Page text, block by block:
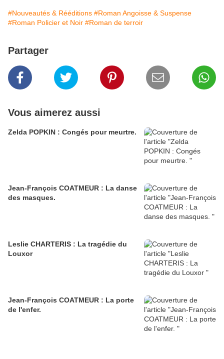
#Nouveautés & Rééditions #Roman Angoisse & Suspense
#Roman Policier et Noir #Roman de terroir
Partager
Vous aimerez aussi
Zelda POPKIN : Congés pour meurtre.
Jean-François COATMEUR : La danse
des masques.
Leslie CHARTERIS : La tragédie du
Louxor
Jean-François COATMEUR : La porte
de l'enfer.